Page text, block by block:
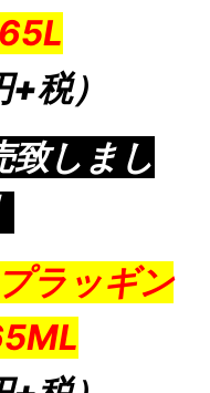
税）
致しまし
ラッギン